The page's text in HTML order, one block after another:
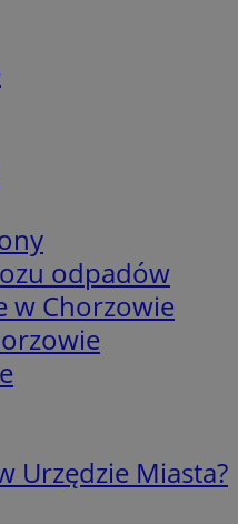
odpadów
w Chorzowie
Urzędzie Miasta?